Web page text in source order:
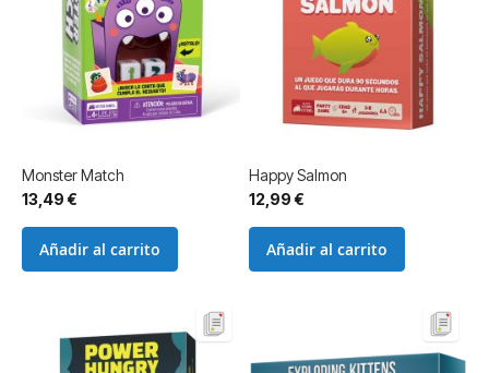
Monster Match
13,49 €
Añadir al carrito
Happy Salmon
12,99 €
Añadir al carrito